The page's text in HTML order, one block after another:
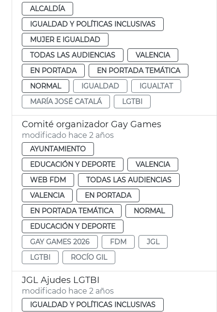
ALCALDÍA
IGUALDAD Y POLÍTICAS INCLUSIVAS
MUJER E IGUALDAD
TODAS LAS AUDIENCIAS
VALENCIA
EN PORTADA
EN PORTADA TEMÁTICA
NORMAL
IGUALDAD
IGUALTAT
MARÍA JOSÉ CATALÁ
LGTBI
Comité organizador Gay Games
modificado hace 2 años
AYUNTAMIENTO
EDUCACIÓN Y DEPORTE
VALENCIA
WEB FDM
TODAS LAS AUDIENCIAS
VALENCIA
EN PORTADA
EN PORTADA TEMÁTICA
NORMAL
EDUCACIÓN Y DEPORTE
GAY GAMES 2026
FDM
JGL
LGTBI
ROCÍO GIL
JGL Ajudes LGTBI
modificado hace 2 años
IGUALDAD Y POLÍTICAS INCLUSIVAS